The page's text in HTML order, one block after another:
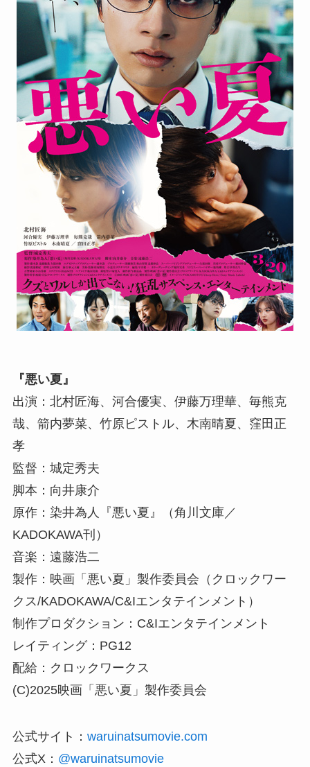
『悪い夏』
出演：北村匠海、河合優実、伊藤万理華、毎熊克
哉、箭内夢菜、竹原ピストル、木南晴夏、窪田正
孝
監督：城定秀夫
脚本：向井康介
原作：染井為人『悪い夏』（角川文庫／
KADOKAWA刊）
音楽：遠藤浩二
製作：映画「悪い夏」製作委員会（クロックワー
クス/KADOKAWA/C&Iエンタテインメント）
制作プロダクション：C&Iエンタテインメント
レイティング：PG12
配給：クロックワークス
(C)2025映画「悪い夏」製作委員会
公式サイト： waruinatsumovie.com
公式X： @waruinatsumovie